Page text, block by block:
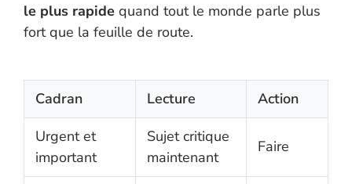
le plus rapide quand tout le monde parle plus
fort que la feuille de route.
Cadran Lecture
Action
Urgent et
important
Sujet critique
maintenant
Faire